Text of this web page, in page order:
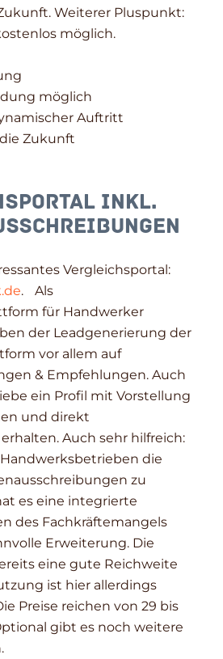
Weiterer Pluspunkt:
möglich.
möglich
Auftritt
Zukunft
inkl.
Vergleichsportal:
. Als
für Handwerker
der Leadgenerierung der
vor allem auf
& Empfehlungen. Auch
ein Profil mit Vorstellung
und direkt
Auch sehr hilfreich:
die
zu
es eine integrierte
des Fachkräftemangels
Erweiterung. Die
eine gute Reichweite
ist hier allerdings
Preise reichen von 29 bis
gibt es noch weitere